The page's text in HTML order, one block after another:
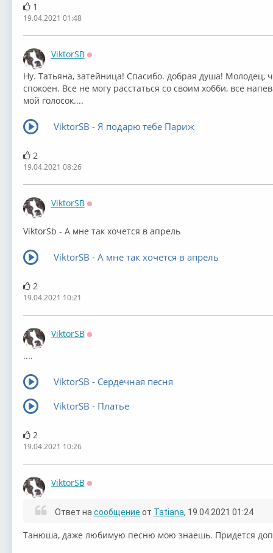
1
19.04.2021 01:48
ViktorSB
Ну. Татьяна, затейница! Спасибо. добрая душа! Молодец,
спокоен. Все не могу расстаться со своим хобби, все
мой голосок....
ViktorSB - Я подарю тебе Париж
2
19.04.2021 08:26
ViktorSB
ViktorSb - А мне так хочется в апрель
ViktorSB - А мне так хочется в апрель
2
19.04.2021 10:21
ViktorSB
....
ViktorSB - Сердечная песня
ViktorSB - Платье
2
19.04.2021 10:26
ViktorSB
Ответ на сообщение от Tatiana, 19.04.2021 01:24
Танюша, даже любимую песню мою знаешь. Придется